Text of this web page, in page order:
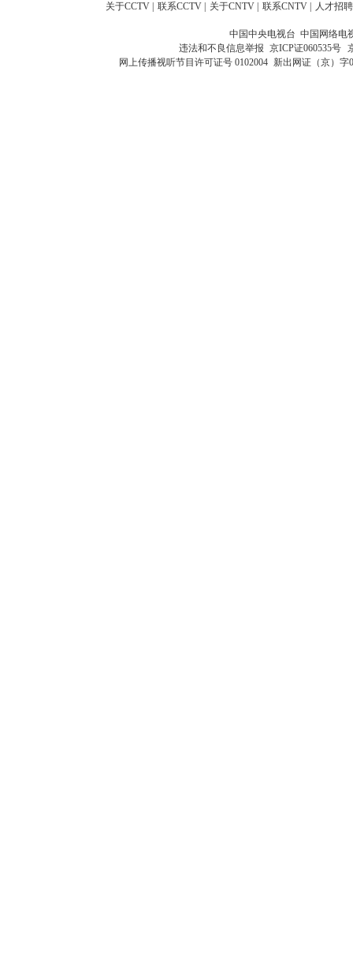
关于CCTV 联系CCTV 关于CNTV 联系CNTV 人才招聘
中国中央电视台 中国网络电
违法和不良信息举报 京ICP证060535号
网上传播视听节目许可证号 0102004 新出网证（京）